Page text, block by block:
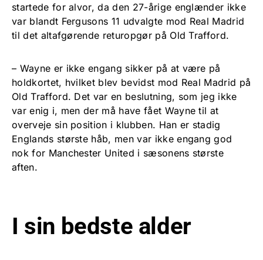
startede for alvor, da den 27-årige englænder ikke
var blandt Fergusons 11 udvalgte mod Real Madrid
til det altafgørende returopgør på Old Trafford.
– Wayne er ikke engang sikker på at være på
holdkortet, hvilket blev bevidst mod Real Madrid på
Old Trafford. Det var en beslutning, som jeg ikke
var enig i, men der må have fået Wayne til at
overveje sin position i klubben. Han er stadig
Englands største håb, men var ikke engang god
nok for Manchester United i sæsonens største
aften.
I sin bedste alder